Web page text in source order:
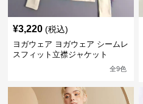
¥3,220 (税込)
ヨガウェア ヨガウェア シームレ
スフィット立襟ジャケット
全9色